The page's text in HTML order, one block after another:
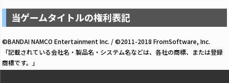
当ゲームタイトルの権利表記
©BANDAI NAMCO Entertainment Inc. / ©2011-2018 FromSoftware, Inc.
「記載されている会社名・製品名・システム名などは、各社の商標、または登録
商標です。」